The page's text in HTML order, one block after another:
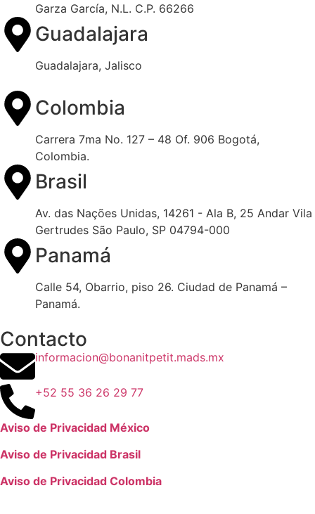
Garza García, N.L. C.P. 66266
Guadalajara
Guadalajara, Jalisco
Colombia
Carrera 7ma No. 127 – 48 Of. 906 Bogotá,
Colombia.
Brasil
Av. das Nações Unidas, 14261 - Ala B, 25 Andar Vila
Gertrudes São Paulo, SP 04794-000
Panamá
Calle 54, Obarrio, piso 26. Ciudad de Panamá –
Panamá.
Contacto
informacion@bonanitpetit.mads.mx
+52 55 36 26 29 77
Aviso de Privacidad México
Aviso de Privacidad Brasil
Aviso de Privacidad Colombia